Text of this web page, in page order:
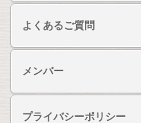
よくあるご質問
メンバー
プライバシーポリシー